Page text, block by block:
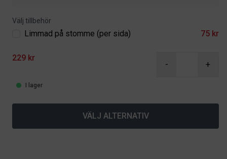
Välj tillbehör
Limmad på stomme (per sida) 75 kr
229 kr
- +
I lager
VÄLJ ALTERNATIV